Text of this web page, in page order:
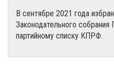
В сентябре 2021 года
Законодательного
партийному списку КПРФ.